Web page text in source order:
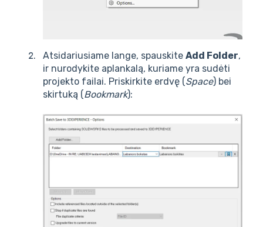
Atsidariusiame lange, spauskite Add Folder,
ir nurodykite aplankalą, kuriame yra sudėti
projekto failai. Priskirkite erdvę (Space) bei
skirtuką (Bookmark):